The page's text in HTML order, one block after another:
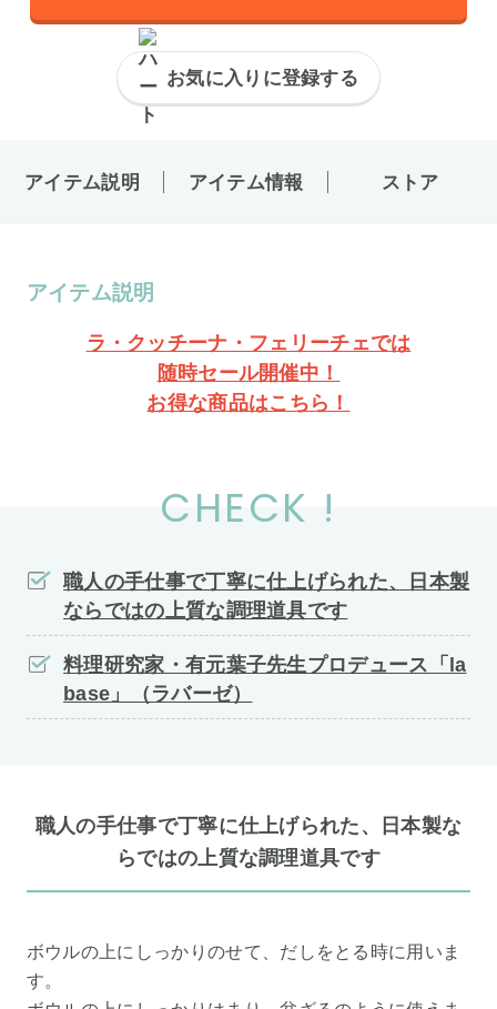
お気に入りに登録する
アイテム説明 アイテム情報 ストア
アイテム説明
ラ・クッチーナ・フェリーチェでは
随時セール開催中！
お得な商品はこちら！
CHECK !
職人の手仕事で丁寧に仕上げられた、日本製
ならではの上質な調理道具です
料理研究家・有元葉子先生プロデュース「la
base」（ラバーゼ）
職人の手仕事で丁寧に仕上げられた、日本製な
らではの上質な調理道具です
ボウルの上にしっかりのせて、だしをとる時に用いま
す。